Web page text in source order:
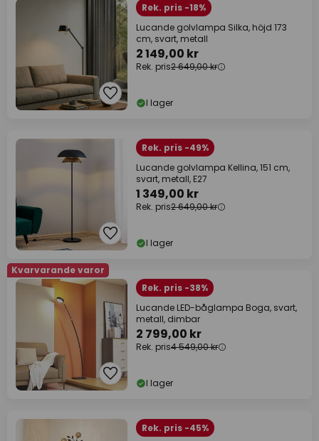
Rek. pris -18%
Lucande golvlampa Silka, höjd 173
cm, svart, metall
2 149,00 kr
Rek. pris2 649,00 kr
I lager
Rek. pris -49%
Lucande golvlampa Kellina, 151 cm,
svart, metall, E27
1 349,00 kr
Rek. pris2 649,00 kr
I lager
Kvarvarande varor
Rek. pris -38%
Lucande LED-båglampa Boga, svart,
metall, dimbar
2 799,00 kr
Rek. pris4 549,00 kr
I lager
Rek. pris -45%